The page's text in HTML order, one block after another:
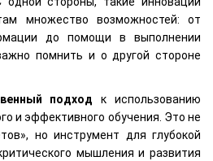
множество возможностей: от
до помощи в выполнении
помнить и о другой стороне
подход к использованию
и эффективного обучения. Это не
но инструмент для глубокой
мышления и развития